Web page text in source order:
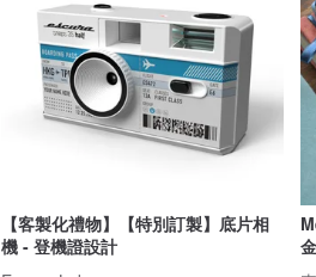
【客製化禮物】【特別訂製】底片相
機 - 登機證設計